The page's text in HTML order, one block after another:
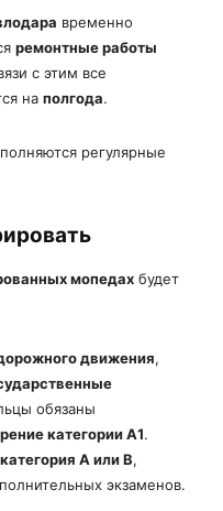
временно
ремонтные работы
с этим все
на полгода.
регулярные
мопедах будет
движения,
обязаны
категории А1.
категория А или В,
экзаменов.